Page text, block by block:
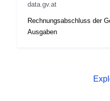
data.gv.at
Rechnungsabschluss der
Ausgaben